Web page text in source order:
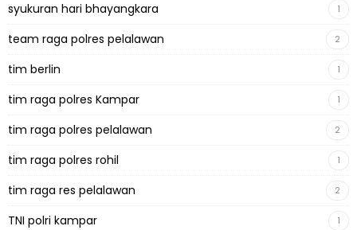
syukuran hari bhayangkara 1
team raga polres pelalawan 2
tim berlin 1
tim raga polres Kampar 1
tim raga polres pelalawan 2
tim raga polres rohil 1
tim raga res pelalawan 2
TNI polri kampar 1